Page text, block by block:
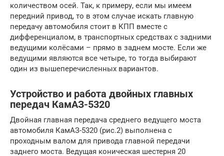
количеством осей. Так, к примеру, если мы имеем
передний привод, то в этом случае искать главную
передачу автомобиля стоит в КПП вместе с
дифференциалом, в транспортных средствах с задними
ведущими колёсами – прямо в заднем мосте. Если же
ведущими являются все четыре, то тогда выбирают
один из вышеперечисленных вариантов.
Устройство и работа двойных главных
передач КамАЗ-5320
Двойная главная передача среднего ведущего моста
автомобиля КамАЗ-5320 (рис.2) выполнена с
проходным валом для привода главной передачи
заднего моста. Ведущая коническая шестерня 20